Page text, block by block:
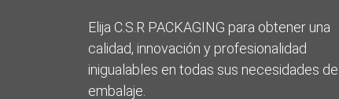
Elija C.S.R PACKAGING para obtener una
calidad, innovación y profesionalidad
inigualables en todas sus necesidades de
embalaje.